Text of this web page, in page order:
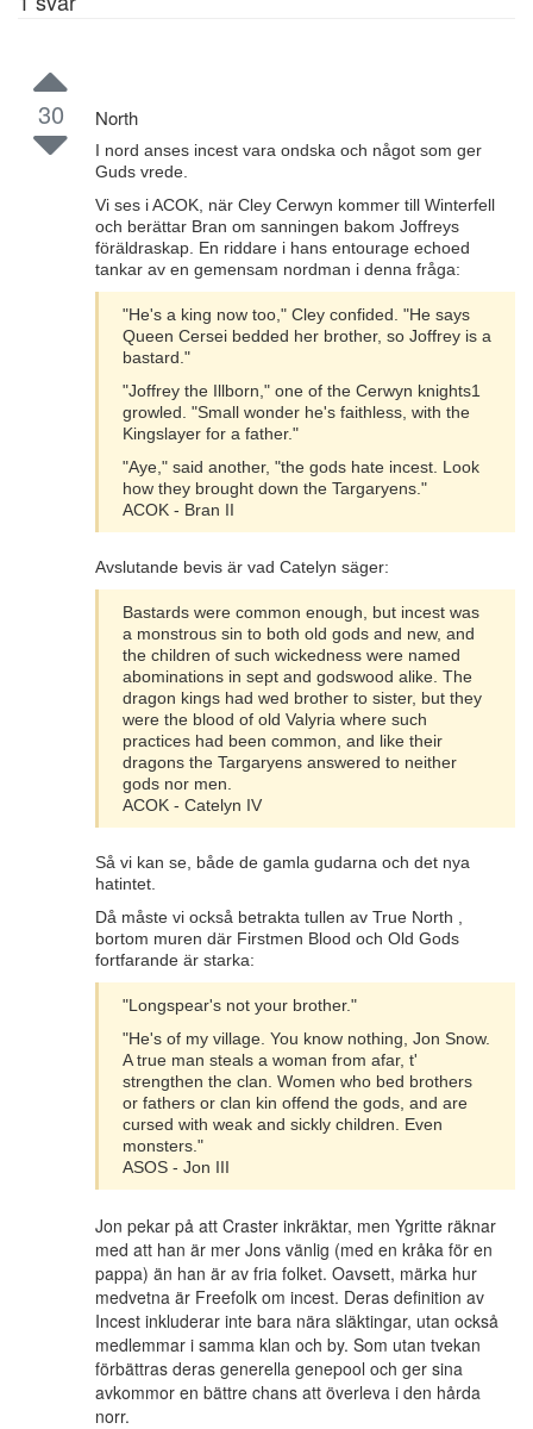
30 North
I nord anses incest vara ondska och något som ger
Guds vrede.
Vi ses i ACOK, när Cley Cerwyn kommer till Winterfell
och berättar Bran om sanningen bakom Joffreys
föräldraskap. En riddare i hans entourage echoed
tankar av en gemensam nordman i denna fråga:
"He's a king now too," Cley confided. "He says
Queen Cersei bedded her brother, so Joffrey is a
bastard."
"Joffrey the Illborn," one of the Cerwyn knights1
growled. "Small wonder he's faithless, with the
Kingslayer for a father."
"Aye," said another, "the gods hate incest. Look
how they brought down the Targaryens."
ACOK - Bran II
Avslutande bevis är vad Catelyn säger:
Bastards were common enough, but incest was
a monstrous sin to both old gods and new, and
the children of such wickedness were named
abominations in sept and godswood alike. The
dragon kings had wed brother to sister, but they
were the blood of old Valyria where such
practices had been common, and like their
dragons the Targaryens answered to neither
gods nor men.
ACOK - Catelyn IV
Så vi kan se, både de gamla gudarna och det nya
hatintet.
Då måste vi också betrakta tullen av True North ,
bortom muren där Firstmen Blood och Old Gods
fortfarande är starka:
"Longspear's not your brother."
"He's of my village. You know nothing, Jon Snow.
A true man steals a woman from afar, t'
strengthen the clan. Women who bed brothers
or fathers or clan kin offend the gods, and are
cursed with weak and sickly children. Even
monsters."
ASOS - Jon III
Jon pekar på att Craster inkräktar, men Ygritte räknar
med att han är mer Jons vänlig (med en kråka för en
pappa) än han är av fria folket. Oavsett, märka hur
medvetna är Freefolk om incest. Deras definition av
Incest inkluderar inte bara nära släktingar, utan också
medlemmar i samma klan och by. Som utan tvekan
förbättras deras generella genepool och ger sina
avkommor en bättre chans att överleva i den hårda
norr.